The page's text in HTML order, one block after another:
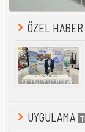
ÖZEL HABER
UYGULAMA